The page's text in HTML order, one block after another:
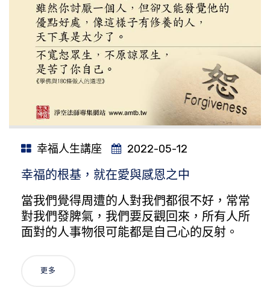
幸福人生講座 2022-05-12
幸福的根基，就在愛與感恩之中
當我們覺得周遭的人對我們都很不好，常常
對我們發脾氣，我們要反觀回來，所有人所
面對的人事物很可能都是自己心的反射。
更多